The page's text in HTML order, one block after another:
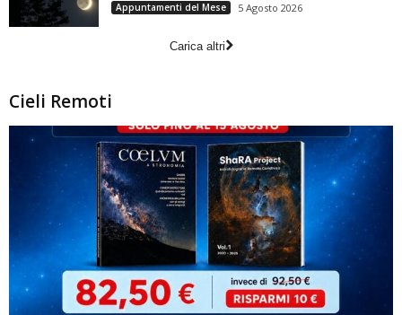
Appuntamenti del Mese 5 Agosto 2026
Carica altri
Cieli Remoti